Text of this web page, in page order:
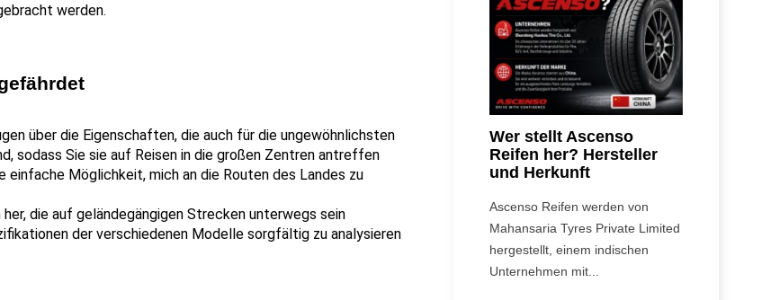
werden.
über die Eigenschaften, die auch für die ungewöhnlichsten
sodass Sie sie auf Reisen in die großen Zentren antreffen
einfache Möglichkeit, mich an die Routen des Landes zu
die auf geländegängigen Strecken unterwegs sein
der verschiedenen Modelle sorgfältig zu analysieren
Wer stellt Ascenso
Reifen her? Hersteller
und Herkunft
Ascenso Reifen werden von
Mahansaria Tyres Private Limited
hergestellt, einem indischen
Unternehmen mit...